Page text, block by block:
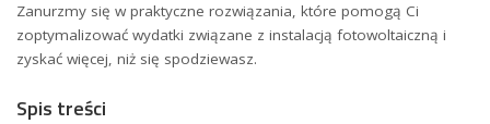
Zanurzmy się w⁢ praktyczne rozwiązania, ⁤które pomogą Ci
⁢zoptymalizować wydatki związane z instalacją ‍fotowoltaiczną i
zyskać więcej, niż ‍się spodziewasz.
Spis treści